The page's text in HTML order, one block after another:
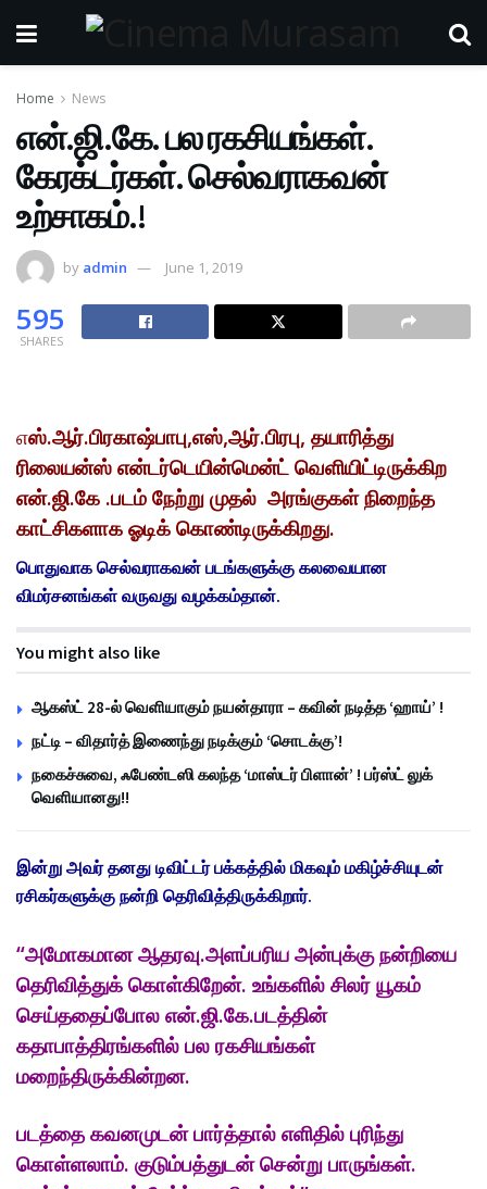
Home News
என்.ஜி.கே. பல ரகசியங்கள்.
கேரக்டர்கள். செல்வராகவன்
உற்சாகம்.!
by admin June 1, 2019
595
SHARES
எஸ்.ஆர்.பிரகாஷ்பாபு,எஸ்,ஆர்.பிரபு, தயாரித்து
ரிலையன்ஸ் என்டர்டெயின்மென்ட் வெளியிட்டிருக்கிற
என்.ஜி.கே .படம் நேற்று முதல் அரங்குகள் நிறைந்த
காட்சிகளாக ஓடிக் கொண்டிருக்கிறது.
பொதுவாக செல்வராகவன் படங்களுக்கு கலவையான
விமர்சனங்கள் வருவது வழக்கம்தான்.
You might also like
ஆகஸ்ட் 28-ல் வெளியாகும் நயன்தாரா – கவின் நடித்த ‘ஹாய்’ !
நட்டி – விதார்த் இணைந்து நடிக்கும் ‘சொடக்கு’!
நகைச்சுவை, ஃபேண்டஸி கலந்த ‘மாஸ்டர் பிளான்’ ! பர்ஸ்ட் லுக்
வெளியானது!!
இன்று அவர் தனது டிவிட்டர் பக்கத்தில் மிகவும் மகிழ்ச்சியுடன்
ரசிகர்களுக்கு நன்றி தெரிவித்திருக்கிறார்.
“அமோகமான ஆதரவு.அளப்பரிய அன்புக்கு நன்றியை
தெரிவித்துக் கொள்கிறேன். உங்களில் சிலர் யூகம்
செய்ததைப்போல என்.ஜி.கே.படத்தின்
கதாபாத்திரங்களில் பல ரகசியங்கள்
மறைந்திருக்கின்றன.
படத்தை கவனமுடன் பார்த்தால் எளிதில் புரிந்து
கொள்ளலாம். குடும்பத்துடன் சென்று பாருங்கள்.